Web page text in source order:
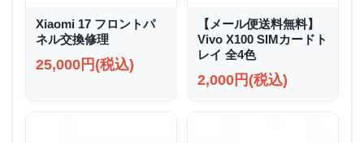
Xiaomi 17 フロントパ
ネル交換修理
25,000円(税込)
【メール便送料無料】
Vivo X100 SIMカードト
レイ 全4色
2,000円(税込)